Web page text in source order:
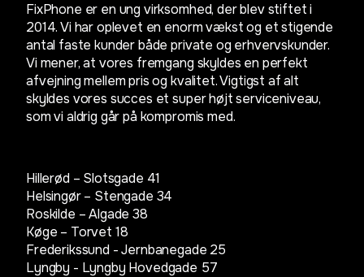
FixPhone er en ung virksomhed, der blev stiftet i
2014. Vi har oplevet en enorm vækst og et stigende
antal faste kunder både private og erhvervskunder.
Vi mener, at vores fremgang skyldes en perfekt
afvejning mellem pris og kvalitet. Vigtigst af alt
skyldes vores succes et super højt serviceniveau,
som vi aldrig går på kompromis med.
Hillerød – Slotsgade 41
Helsingør – Stengade 34
Roskilde – Algade 38
Køge – Torvet 18
Frederikssund - Jernbanegade 25
Lyngby - Lyngby Hovedgade 57